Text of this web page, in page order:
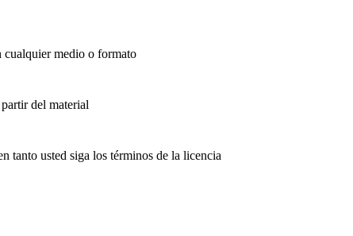
medio o formato
del material
tanto usted siga los términos de la licencia